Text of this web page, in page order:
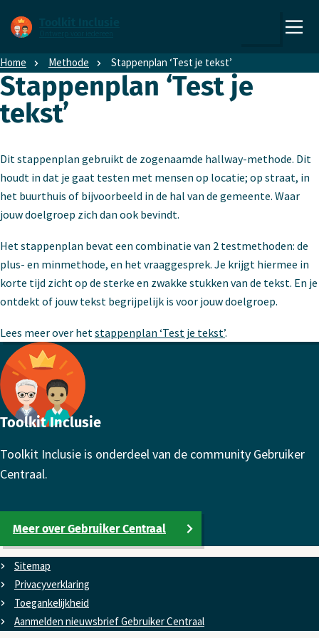
naar
de
homepage
Home Methode Stappenplan ‘Test je tekst’
Stappenplan ‘Test je
tekst’
Dit stappenplan gebruikt de zogenaamde hallway-methode. Dit
houdt in dat je gaat testen met mensen op locatie; op straat, in
het buurthuis of bijvoorbeeld in de hal van de gemeente. Waar
jouw doelgroep zich dan ook bevindt.
Het stappenplan bevat een combinatie van 2 testmethoden: de
plus- en minmethode, en het vraaggesprek. Je krijgt hiermee in
korte tijd zicht op de sterke en zwakke stukken van de tekst. En je
ontdekt of jouw tekst begrijpelijk is voor jouw doelgroep.
Lees meer over hetstappenplan ‘Test je tekst’.
Footer
Toolkit Inclusie
Toolkit Inclusie is onderdeel van de community Gebruiker
Centraal.
Meer over Gebruiker Centraal
Sitemap
Privacyverklaring
Toe­gan­kelijk­heid
Aanmelden nieuwsbrief Gebruiker Centraal